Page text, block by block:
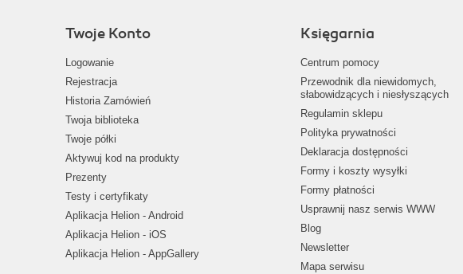
Twoje Konto
Logowanie
Rejestracja
Historia Zamówień
Twoja biblioteka
Twoje półki
Aktywuj kod na produkty
Prezenty
Testy i certyfikaty
Aplikacja Helion - Android
Aplikacja Helion - iOS
Aplikacja Helion - AppGallery
Księgarnia
Centrum pomocy
Przewodnik dla niewidomych,
słabowidzących i niesłyszących
Regulamin sklepu
Polityka prywatności
Deklaracja dostępności
Formy i koszty wysyłki
Formy płatności
Usprawnij nasz serwis WWW
Blog
Newsletter
Mapa serwisu